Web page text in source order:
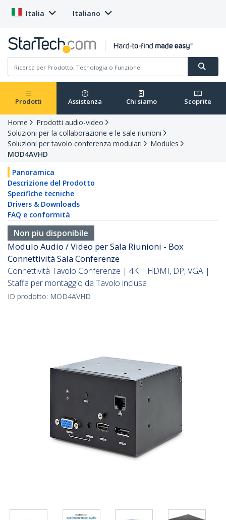
Italia Italiano
Prodotti Assistenza Chi siamo Scoprite
Home
Prodotti audio-video
Soluzioni per la collaborazione e le sale riunioni
Soluzioni per tavolo conferenza modulari
Modules
MOD4AVHD
Panoramica
Descrizione del Prodotto
Specifiche tecniche
Drivers & Downloads
FAQ e conformità
Non piu disponibile
Modulo Audio / Video per Sala Riunioni - Box
Connettività Sala Conferenze
Connettività Tavolo Conferenze | 4K | HDMI, DP, VGA |
Staffa per montaggio da Tavolo inclusa
ID prodotto: MOD4AVHD